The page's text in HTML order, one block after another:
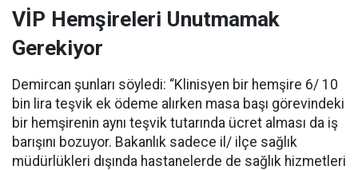
VİP Hemşireleri Unutmamak
Gerekiyor
Demircan şunları söyledi: “Klinisyen bir hemşire 6/ 10
bin lira teşvik ek ödeme alırken masa başı görevindeki
bir hemşirenin aynı teşvik tutarında ücret alması da iş
barışını bozuyor. Bakanlık sadece il/ ilçe sağlık
müdürlükleri dışında hastanelerde de sağlık hizmetleri